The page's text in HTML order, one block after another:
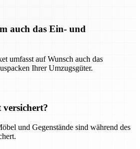
auch das Ein- und
umfasst auf Wunsch auch das
Ihrer Umzugsgüter.
versichert?
und Gegenstände sind während des